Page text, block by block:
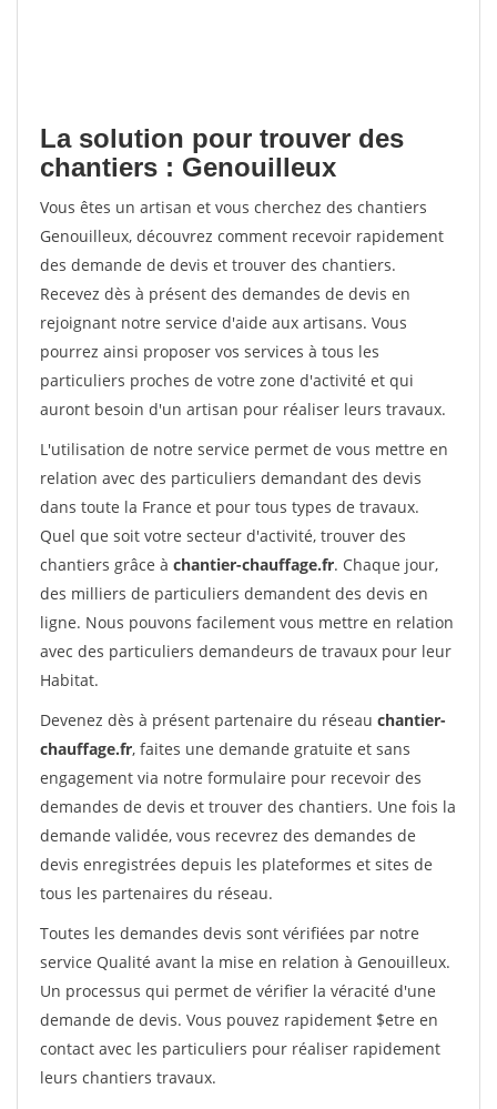
La solution pour trouver des
chantiers : Genouilleux
Vous êtes un artisan et vous cherchez des chantiers
Genouilleux, découvrez comment recevoir rapidement
des demande de devis et trouver des chantiers.
Recevez dès à présent des demandes de devis en
rejoignant notre service d'aide aux artisans. Vous
pourrez ainsi proposer vos services à tous les
particuliers proches de votre zone d'activité et qui
auront besoin d'un artisan pour réaliser leurs travaux.
L'utilisation de notre service permet de vous mettre en
relation avec des particuliers demandant des devis
dans toute la France et pour tous types de travaux.
Quel que soit votre secteur d'activité, trouver des
chantiers grâce à chantier-chauffage.fr. Chaque jour,
des milliers de particuliers demandent des devis en
ligne. Nous pouvons facilement vous mettre en relation
avec des particuliers demandeurs de travaux pour leur
Habitat.
Devenez dès à présent partenaire du réseau chantier-
chauffage.fr, faites une demande gratuite et sans
engagement via notre formulaire pour recevoir des
demandes de devis et trouver des chantiers. Une fois la
demande validée, vous recevrez des demandes de
devis enregistrées depuis les plateformes et sites de
tous les partenaires du réseau.
Toutes les demandes devis sont vérifiées par notre
service Qualité avant la mise en relation à Genouilleux.
Un processus qui permet de vérifier la véracité d'une
demande de devis. Vous pouvez rapidement $etre en
contact avec les particuliers pour réaliser rapidement
leurs chantiers travaux.